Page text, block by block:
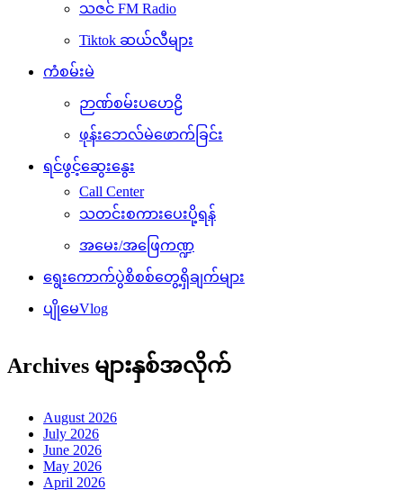
သဇင် FM Radio
Tiktok ဆယ်လီများ
ကံစမ်းမဲ
ဉာဏ်စမ်းပဟေဠိ
ဖုန်းဘေလ်မဲဖောက်ခြင်း
ရင်ဖွင့်ဆွေးနွေး
Call Center
သတင်းစကားပေးပို့ရန်
အမေး/အဖြေကဏ္ဍ
ရွေးကောက်ပွဲစိစစ်တွေ့ရှိချက်များ
ပျိုမေVlog
Archives များနှစ်အလိုက်
August 2026
July 2026
June 2026
May 2026
April 2026